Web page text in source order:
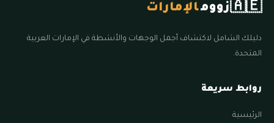
🇦🇪زوومالإمارات
دليلك الشامل لاكتشاف أجمل الوجهات والأنشطة في الإمارات العربية
المتحدة.
روابط سريعة
الرئيسية